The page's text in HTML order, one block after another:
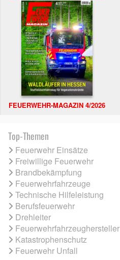
FEUERWEHR-MAGAZIN 4/2026
Top-Themen
Feuerwehr Einsätze
Freiwillige Feuerwehr
Brandbekämpfung
Feuerwehrfahrzeuge
Technische Hilfeleistung
Berufsfeuerwehr
Drehleiter
Feuerwehrfahrzeughersteller
Katastrophenschutz
Feuerwehr Unfall